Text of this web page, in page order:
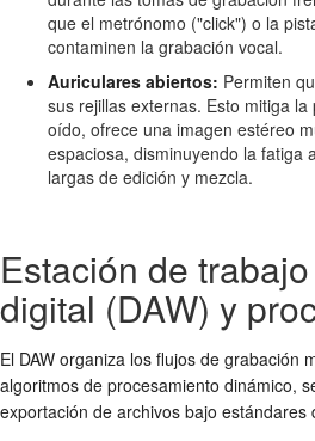
que el metrónomo ("click") o la
contaminen la grabación vocal.
Auriculares abiertos: Permiten
sus rejillas externas. Esto mitiga
oído, ofrece una imagen estéreo
espaciosa, disminuyendo la fatiga
largas de edición y mezcla.
Estación de
digital (DAW) y
El DAW organiza los flujos de grabación
algoritmos de procesamiento dinámico,
exportación de archivos bajo estándares